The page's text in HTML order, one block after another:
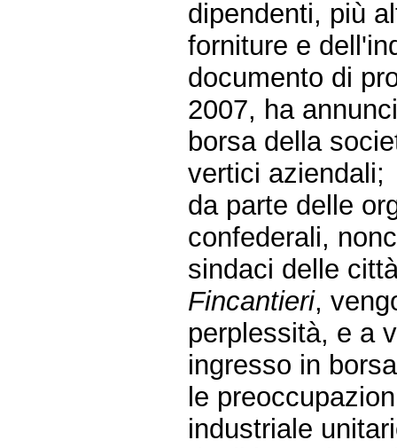
dipendenti, più
forniture e
documento di
2007, ha
borsa della
vertici aziendali;
da parte delle
confederali,
sindaci delle
Fincantieri,
perplessità, e a
ingresso in
le
industriale